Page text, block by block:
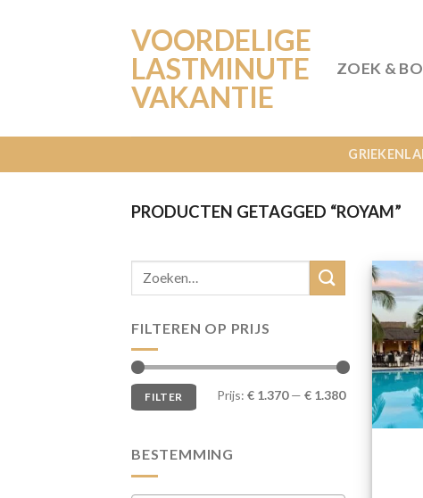
VOORDELIGE
LASTMINUTE
VAKANTIE
ZOEK &
PRODUCTEN GETAGGED “ROYAM”
FILTEREN OP PRIJS
Min.
prijs
Max.
prijsFILTER Prijs: € 1.370— € 1.380
BESTEMMING